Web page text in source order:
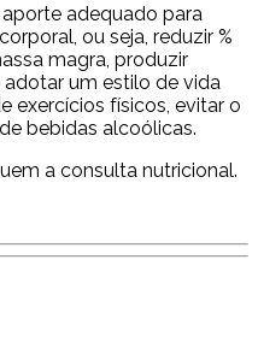
adequado para
ou seja, reduzir %
magra, produzir
um estilo de vida
exercícios físicos, evitar o
bebidas alcoólicas.
a consulta nutricional.